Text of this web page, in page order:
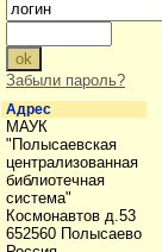
Забыли пароль?
Адрес
МАУК
"Полысаевская
централизованная
библиотечная
система"
Космонавтов д.53
652560 Полысаево